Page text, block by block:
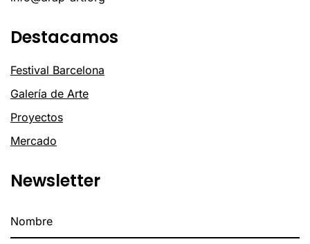
Destacamos
Festival Barcelona
Galería de Arte
Proyectos
Mercado
Newsletter